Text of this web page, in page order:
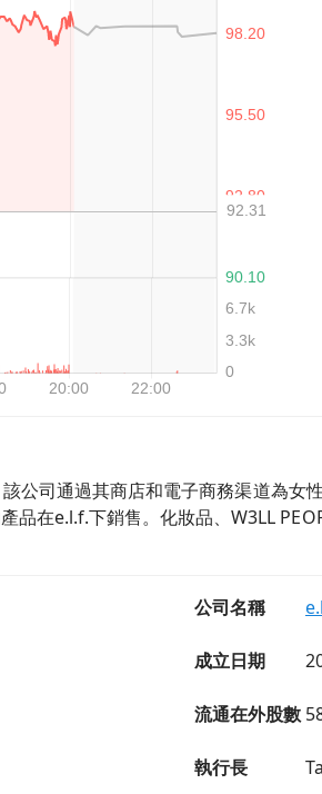
公司通過其商店和電子商務渠道為女
在e.l.f.下銷售。化妝品、W3LL
公司名稱
成立日期
流通在外股數
執行長